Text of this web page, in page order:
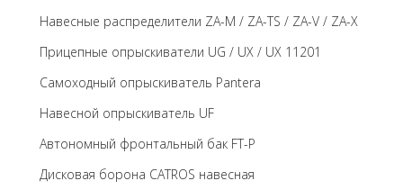
Навесные распределители ZA-M / ZA-TS / ZA-V / ZA-X
Прицепные опрыскиватели UG / UX / UX 11201
Самоходный опрыскиватель Pantera
Навесной опрыскиватель UF
Автономный фронтальный бак FT-P
Дисковая борона CATROS навесная